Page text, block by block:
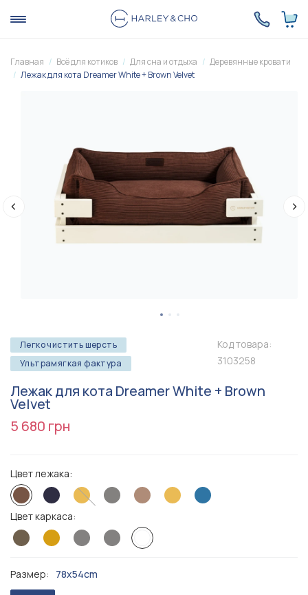
Главная Всё для котиков Для сна и отдыха
Деревянные кровати
Лежак для кота Dreamer White + Brown Velvet
Легко чистить шерсть
Ультрамягкая фактура
Код товара:
3103258
Лежак для кота Dreamer White + Brown
Velvet
5 680 грн
Цвет лежака:
Цвет каркаса:
Размер: 78x54cm